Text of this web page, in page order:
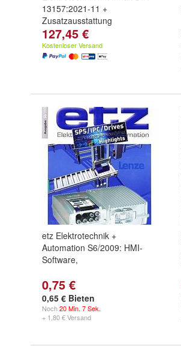
13157:2021-11 +
Zusatzausstattung
127,45 €
Kostenloser Versand
etz Elektrotechnik +
Automation S6/2009: HMI-
Software,
0,75 €
0,65 € Bieten
Noch20 Min. 7 Sek.
+ 1,80 € Versand